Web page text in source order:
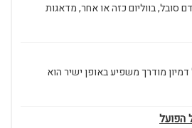
סובל, בווליום כזה או אחר, מדאגות
מודרך משפיע באופן ישיר הוא